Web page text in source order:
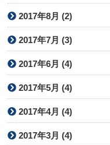
2017年8月 (2)
2017年7月 (3)
2017年6月 (4)
2017年5月 (4)
2017年4月 (4)
2017年3月 (4)